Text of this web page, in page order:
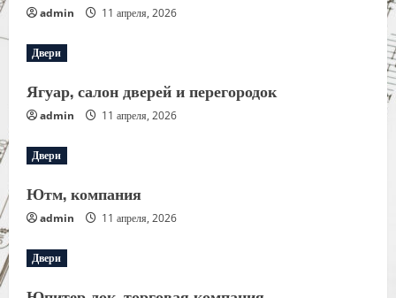
admin 11 апреля, 2026
Двери
Ягуар, салон дверей и перегородок
admin 11 апреля, 2026
Двери
Ютм, компания
admin 11 апреля, 2026
Двери